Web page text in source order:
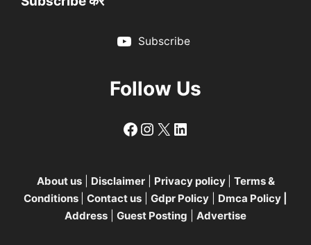
Subscribe
Follow Us
Follow
Follow
X LinkedIn
About us| Disclaimer| Privacy policy
Terms &
Conditions
Contact us Gdpr Policy Dmca Policy
Address
Guest Posting Advertise